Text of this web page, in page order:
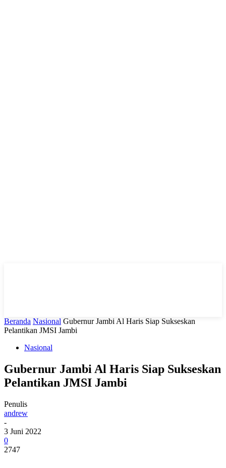
Beranda Nasional Gubernur Jambi Al Haris Siap Sukseskan
Pelantikan JMSI Jambi
Nasional
Gubernur Jambi Al Haris Siap Sukseskan
Pelantikan JMSI Jambi
Penulis
andrew
-
3 Juni 2022
0
2747